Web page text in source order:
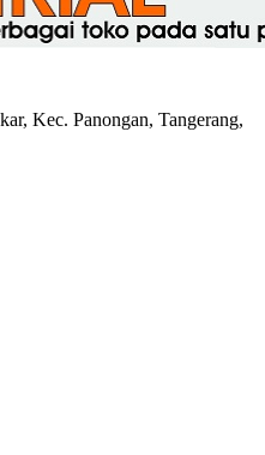
Kec. Panongan, Tangerang,